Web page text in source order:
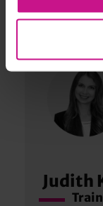
GERNE
Judith